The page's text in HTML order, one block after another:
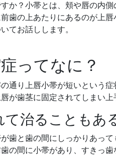
16
日
医
院
か？小帯とは、頬や唇の内
歯の上あたりにあるのが上
てお話しします。
ってなに？
通り上唇小帯が短いという症
が歯茎に固定されてしまい
て治ることもあ
歯と歯の間にしっかりあっ
の間に小帯があり、すきっ